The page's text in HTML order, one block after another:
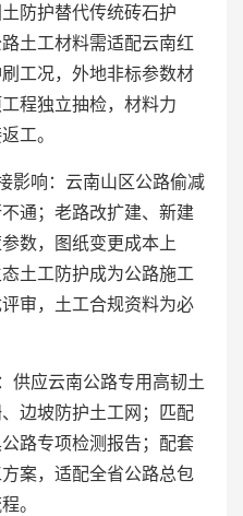
防护替代传统砖石护
土工材料需适配云南红
工况，外地非标参数材
程独立抽检，材料力
工。
影响：云南山区公路偷减
通；老路改扩建、新建
数，图纸变更成本上
土工防护成为公路施工
审，土工合规资料为必
供应云南公路专用高韧土
边坡防护土工网；匹配
路专项检测报告；配套
案，适配全省公路总包
。